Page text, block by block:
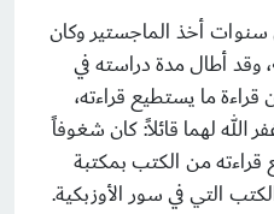
أخذ الماجستير وكان
أطال مدة دراسته في
ما يستطيع قراءته،
لهما قائلاً: كان شغوفاً
قراءته من الكتب بمكتبة
التي في سور الأوزبكية.